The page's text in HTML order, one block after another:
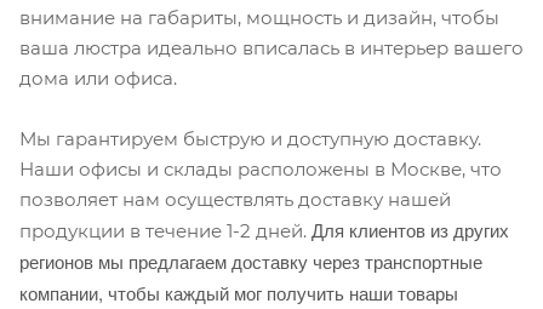
внимание на габариты, мощность и дизайн, чтобы
ваша люстра идеально вписалась в интерьер вашего
дома или офиса.
Мы гарантируем быструю и доступную доставку.
Наши офисы и склады расположены в Москве, что
позволяет нам осуществлять доставку нашей
продукции в течение 1-2 дней. Для клиентов из других
регионов мы предлагаем доставку через транспортные
компании, чтобы каждый мог получить наши товары